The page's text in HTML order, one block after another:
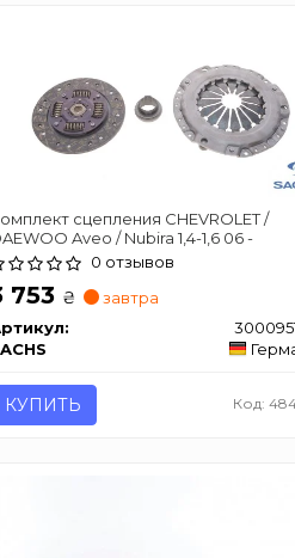
сцепления CHEVROLET /
Aveo / Nubira 1,4-1,6 06 -
0 отзывов
753 ₴
завтра
КУПИТЬ Код: